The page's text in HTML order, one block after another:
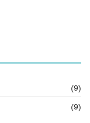
(9)
(9)